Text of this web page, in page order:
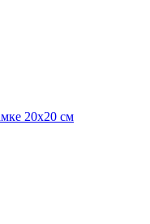
20х20 см